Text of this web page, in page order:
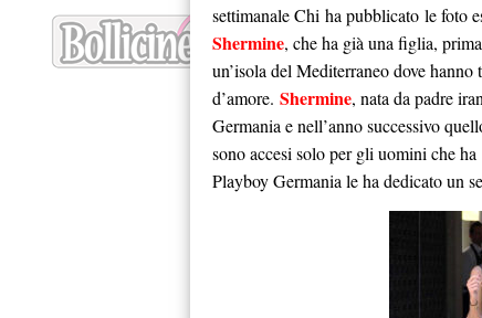
settimanale Chi ha pubblicato le foto
Shermine, che ha già una figlia,
un’isola del Mediterraneo dove
d’amore. Shermine, nata da padre
Germania e nell’anno successivo
sono accesi solo per gli uomini che
Playboy Germania le ha dedicato un